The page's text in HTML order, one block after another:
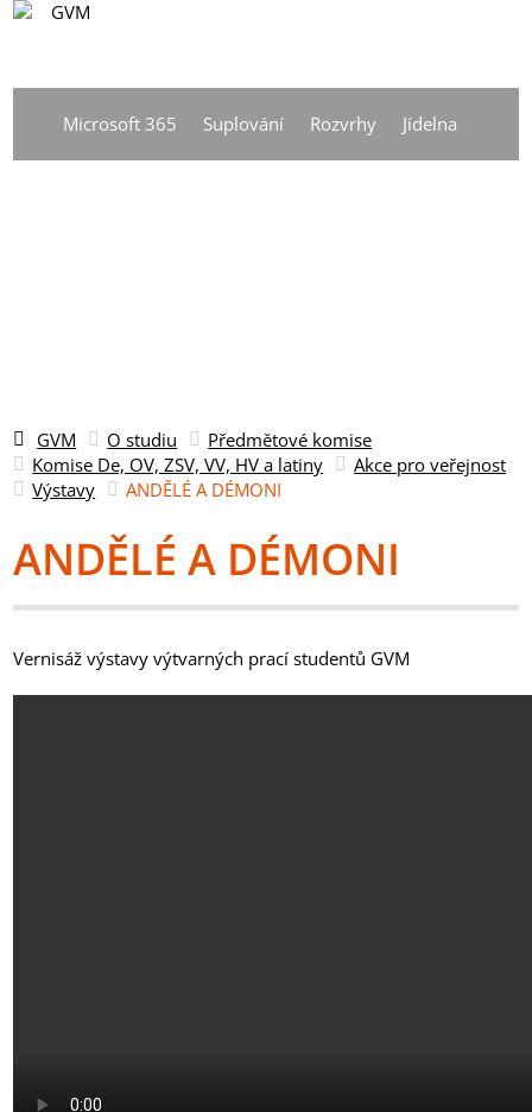
DE
Microsoft 365 Suplování Rozvrhy Jídelna
GVM O studiu
Předmětové komise
Komise De, OV, ZSV, VV, HV a latiny
Akce pro veřejnost
Výstavy
ANDĚLÉ A DÉMONI
ANDĚLÉ A DÉMONI
Vernisáž výstavy výtvarných prací studentů GVM